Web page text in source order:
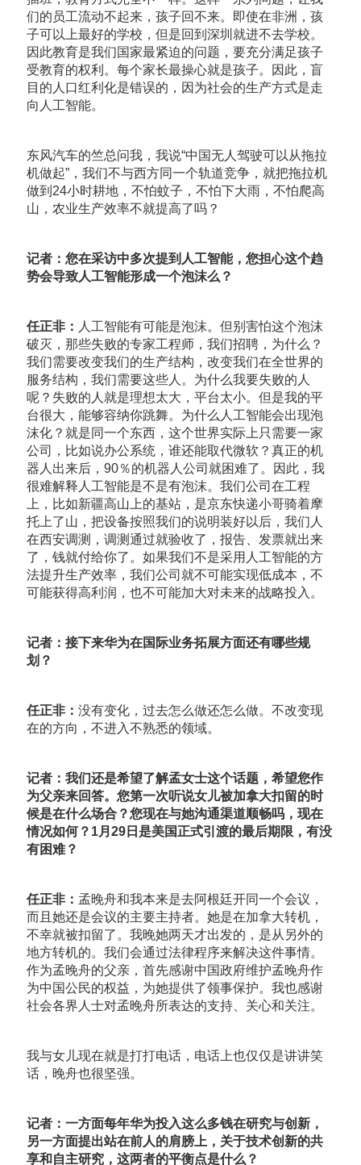
们的员工流动不起来，孩子回不来。即使在非洲，孩
子可以上最好的学校，但是回到深圳就进不去学校。
因此教育是我们国家最紧迫的问题，要充分满足孩子
受教育的权利。每个家长最操心就是孩子。因此，盲
目的人口红利化是错误的，因为社会的生产方式是走
向人工智能。
东风汽车的竺总问我，我说“中国无人驾驶可以从拖拉
机做起”，我们不与西方同一个轨道竞争，就把拖拉机
做到24小时耕地，不怕蚊子，不怕下大雨，不怕爬高
山，农业生产效率不就提高了吗？
记者：您在采访中多次提到人工智能，您担心这个趋
势会导致人工智能形成一个泡沫么？
任正非： 人工智能有可能是泡沫。但别害怕这个泡沫
破灭，那些失败的专家工程师，我们招聘，为什么？
我们需要改变我们的生产结构，改变我们在全世界的
服务结构，我们需要这些人。为什么我要失败的人
呢？失败的人就是理想太大，平台太小。但是我的平
台很大，能够容纳你跳舞。为什么人工智能会出现泡
沫化？就是同一个东西，这个世界实际上只需要一家
公司，比如说办公系统，谁还能取代微软？真正的机
器人出来后，90％的机器人公司就困难了。因此，我
很难解释人工智能是不是有泡沫。我们公司在工程
上，比如新疆高山上的基站，是京东快递小哥骑着摩
托上了山，把设备按照我们的说明装好以后，我们人
在西安调测，调测通过就验收了，报告、发票就出来
了，钱就付给你了。如果我们不是采用人工智能的方
法提升生产效率，我们公司就不可能实现低成本，不
可能获得高利润，也不可能加大对未来的战略投入。
记者：接下来华为在国际业务拓展方面还有哪些规
划？
任正非： 没有变化，过去怎么做还怎么做。不改变现
在的方向，不进入不熟悉的领域。
记者：我们还是希望了解孟女士这个话题，希望您作
为父亲来回答。您第一次听说女儿被加拿大扣留的时
候是在什么场合？您现在与她沟通渠道顺畅吗，现在
情况如何？1月29日是美国正式引渡的最后期限，有没
有困难？
任正非： 孟晚舟和我本来是去阿根廷开同一个会议，
而且她还是会议的主要主持者。她是在加拿大转机，
不幸就被扣留了。我晚她两天才出发的，是从另外的
地方转机的。我们会通过法律程序来解决这件事情。
作为孟晚舟的父亲，首先感谢中国政府维护孟晚舟作
为中国公民的权益，为她提供了领事保护。我也感谢
社会各界人士对孟晚舟所表达的支持、关心和关注。
我与女儿现在就是打打电话，电话上也仅仅是讲讲笑
话，晚舟也很坚强。
记者：一方面每年华为投入这么多钱在研究与创新，
另一方面提出站在前人的肩膀上，关于技术创新的共
享和自主研究，这两者的平衡点是什么？